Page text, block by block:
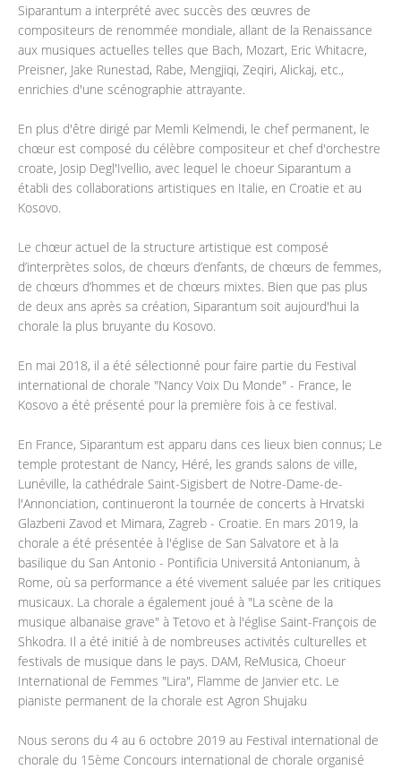
Siparantum a interprété avec succès des œuvres de
compositeurs de renommée mondiale, allant de la Renaissance
aux musiques actuelles telles que Bach, Mozart, Eric Whitacre,
Preisner, Jake Runestad, Rabe, Mengjiqi, Zeqiri, Alickaj, etc.,
enrichies d'une scénographie attrayante.
En plus d'être dirigé par Memli Kelmendi, le chef permanent, le
chœur est composé du célèbre compositeur et chef d'orchestre
croate, Josip Degl'Ivellio, avec lequel le choeur Siparantum a
établi des collaborations artistiques en Italie, en Croatie et au
Kosovo.
Le chœur actuel de la structure artistique est composé
d’interprètes solos, de chœurs d’enfants, de chœurs de femmes,
de chœurs d’hommes et de chœurs mixtes. Bien que pas plus
de deux ans après sa création, Siparantum soit aujourd'hui la
chorale la plus bruyante du Kosovo.
En mai 2018, il a été sélectionné pour faire partie du Festival
international de chorale "Nancy Voix Du Monde" - France, le
Kosovo a été présenté pour la première fois à ce festival.
En France, Siparantum est apparu dans ces lieux bien connus; Le
temple protestant de Nancy, Héré, les grands salons de ville,
Lunéville, la cathédrale Saint-Sigisbert de Notre-Dame-de-
l'Annonciation, continueront la tournée de concerts à Hrvatski
Glazbeni Zavod et Mimara, Zagreb - Croatie. En mars 2019, la
chorale a été présentée à l'église de San Salvatore et à la
basilique du San Antonio - Pontificia Universitá Antonianum, à
Rome, où sa performance a été vivement saluée par les critiques
musicaux. La chorale a également joué à "La scène de la
musique albanaise grave" à Tetovo et à l'église Saint-François de
Shkodra. Il a été initié à de nombreuses activités culturelles et
festivals de musique dans le pays. DAM, ReMusica, Choeur
International de Femmes "Lira", Flamme de Janvier etc. Le
pianiste permanent de la chorale est Agron Shujaku
Nous serons du 4 au 6 octobre 2019 au Festival international de
chorale du 15ème Concours international de chorale organisé